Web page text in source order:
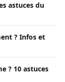
astuces du
? Infos et
? 10 astuces